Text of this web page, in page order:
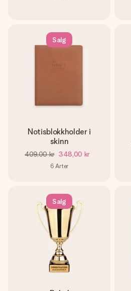
Salg
Notisblokkholder i
skinn
409,00 kr 348,00 kr
6 Arter
Salg